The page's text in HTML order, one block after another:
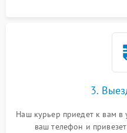
3.
Наш курьер приедет к вам в
ваш телефон и